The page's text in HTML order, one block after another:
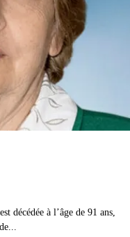
décédée à l’âge de 91 ans,